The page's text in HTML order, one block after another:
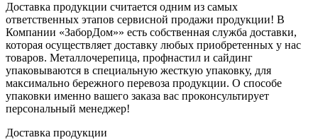
Доставка продукции считается одним из самых
ответственных этапов сервисной продажи продукции! В
Компании «ЗаборДом»» есть собственная служба доставки,
которая осуществляет доставку любых приобретенных у нас
товаров. Металлочерепица, профнастил и сайдинг
упаковываются в специальную жесткую упаковку, для
максимально бережного перевоза продукции. О способе
упаковки именно вашего заказа вас проконсультирует
персональный менеджер!
Доставка продукции